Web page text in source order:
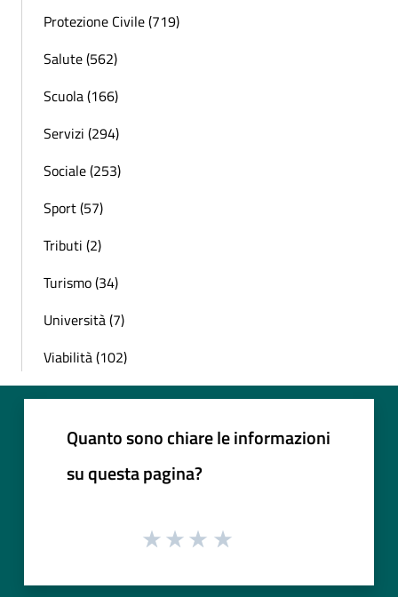
Protezione Civile (719)
Salute (562)
Scuola (166)
Servizi (294)
Sociale (253)
Sport (57)
Tributi (2)
Turismo (34)
Università (7)
Viabilità (102)
Quanto sono chiare le informazioni
su questa pagina?